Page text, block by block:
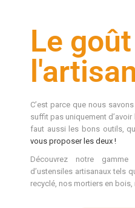
Le
C’est parce que nous
suffit pas uniquement
faut aussi les bons outils,
vous proposer les deux !
Découvrez notre gamme
d’ustensiles artisanaux tels
recyclé, nos mortiers en